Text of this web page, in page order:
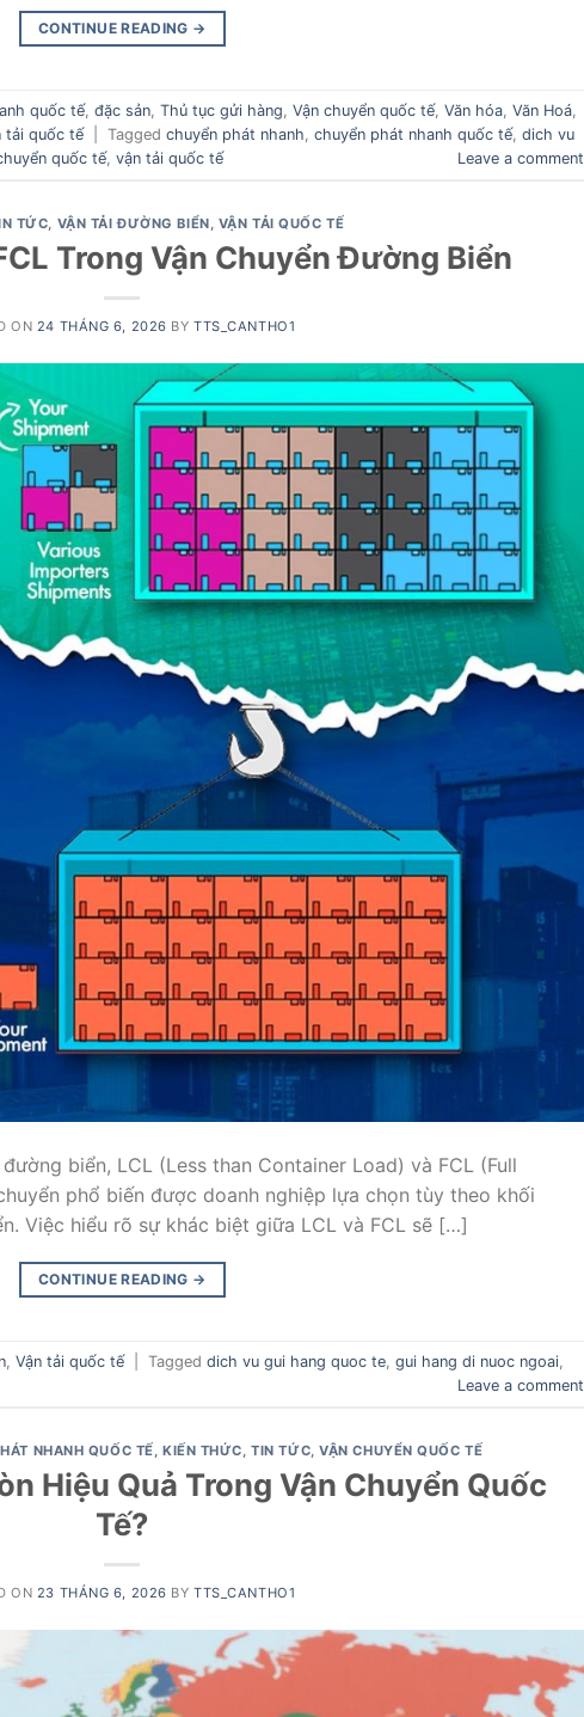
CONTINUE READING →
quốc tế, đặc sản Thủ tục gửi hàng Vận chuyển quốc tế, Văn hóa Văn Hoá
tải quốc tế Tagged chuyển phát nhanh chuyển phát nhanh quốc tế, dich vu
quốc tế, vận tải quốc tế Leave a comment
TỨC, VẬN TẢI ĐƯỜNG BIỂN, VẬN TẢI QUỐC TẾ
Trong Vận Chuyển Đường Biển
ON 24 THÁNG 6, 2026 BYTTS_CANTHO1
biển, LCL (Less than Container Load) và FCL (Full
phổ biến được doanh nghiệp lựa chọn tùy theo khối
Việc hiểu rõ sự khác biệt giữa LCL và FCL sẽ […]
CONTINUE READING →
Vận tải quốc tế Tagged dich vu gui hang quoc te gui hang di nuoc ngoai
Leave a comment
NHANH QUỐC TẾ, KIẾN THỨC,TIN TỨC,VẬN CHUYỂN QUỐC TẾ
Hiệu Quả Trong Vận Chuyển Quốc
Tế?
ON 23 THÁNG 6, 2026 BYTTS_CANTHO1